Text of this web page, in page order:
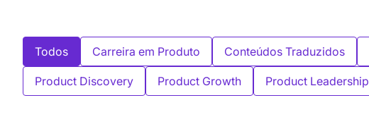
Todos Carreira em Produto Conteúdos Traduzidos
Product Discovery Product Growth Product Leadership